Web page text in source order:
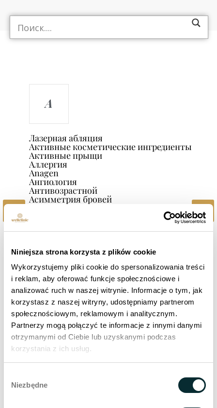
Niniejsza strona korzysta z plików cookie
Wykorzystujemy pliki cookie do spersonalizowania treści
i reklam, aby oferować funkcje społecznościowe i
analizować ruch w naszej witrynie. Informacje o tym, jak
korzystasz z naszej witryny, udostępniamy partnerom
społecznościowym, reklamowym i analitycznym.
Partnerzy mogą połączyć te informacje z innymi danymi
otrzymanymi od Ciebie lub uzyskanymi podczas
korzystania z ich usług.
zgody
Niezbędne
A
Лазерная абляция
Активные косметические ингредиенты
Активные прыщи
Аллергия
Anagen
Ангиология
Антивозрастной
Асимметрия бровей
Асимметрия груди
Атопический дерматит
Собственная программа Welldream